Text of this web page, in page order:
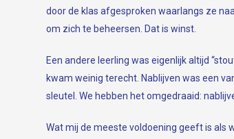
door de klas afgesproken waarlangs ze
om zich te beheersen. Dat is winst.
Een andere leerling was eigenlijk altijd
kwam weinig terecht. Nablijven was een
sleutel. We hebben het omgedraaid:
Wat mij de meeste voldoening geeft is als